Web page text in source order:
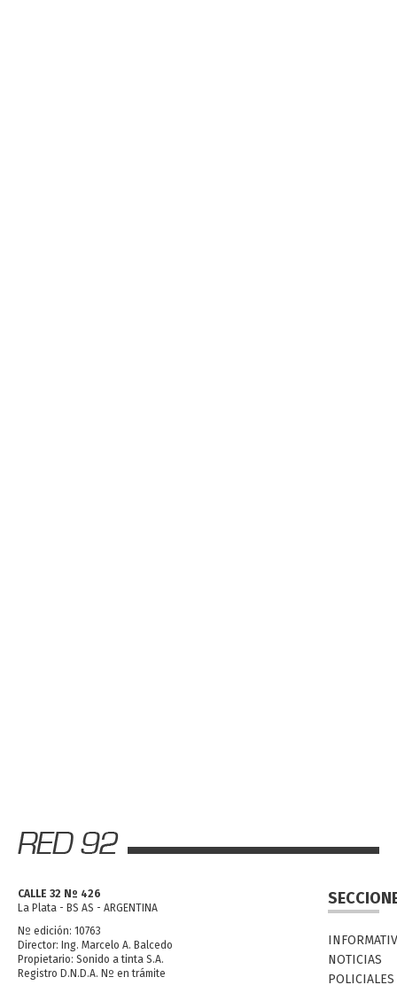
CALLE 32 Nº 426
La Plata - BS AS - ARGENTINA
Nº edición: 10763
Director: Ing. Marcelo A. Balcedo
Propietario: Sonido a tinta S.A.
Registro D.N.D.A. Nº en trámite
NOTICIAS
POLICIALES